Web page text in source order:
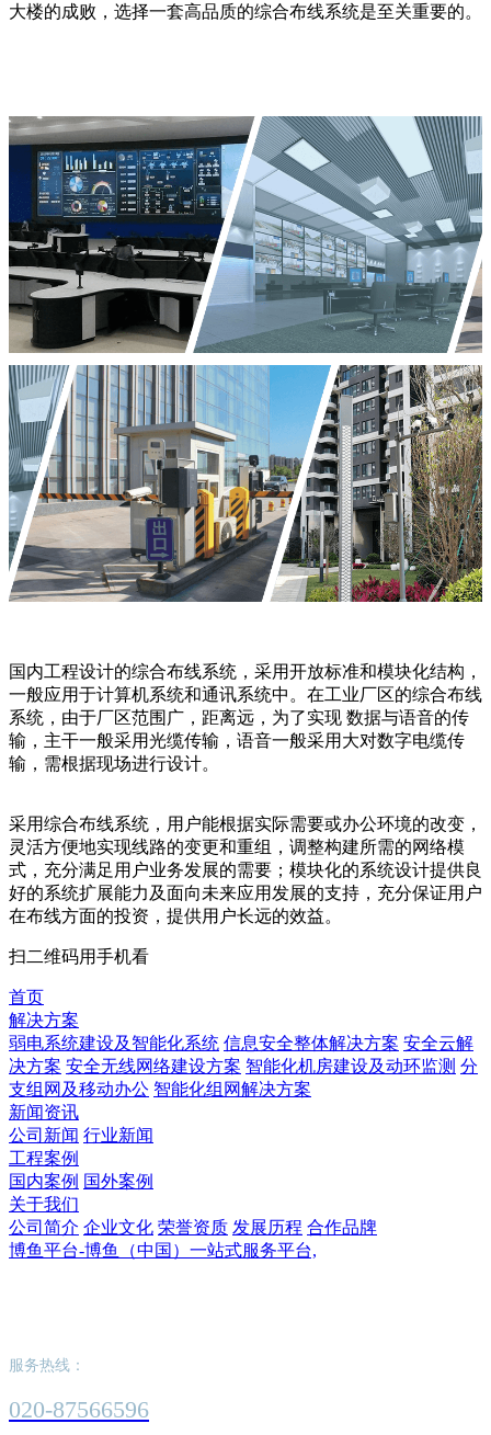
大楼的成败，选择一套高品质的综合布线系统是至关重要的。
国内工程设计的综合布线系统，采用开放标准和模块化结构，
一般应用于计算机系统和通讯系统中。在工业厂区的综合布线
系统，由于厂区范围广，距离远，为了实现 数据与语音的传
输，主干一般采用光缆传输，语音一般采用大对数字电缆传
输，需根据现场进行设计。
采用综合布线系统，用户能根据实际需要或办公环境的改变，
灵活方便地实现线路的变更和重组，调整构建所需的网络模
式，充分满足用户业务发展的需要；模块化的系统设计提供良
好的系统扩展能力及面向未来应用发展的支持，充分保证用户
在布线方面的投资，提供用户长远的效益。
扫二维码用手机看
首页
解决方案
弱电系统建设及智能化系统 信息安全整体解决方案 安全云解
决方案 安全无线网络建设方案 智能化机房建设及动环监测 分
支组网及移动办公 智能化组网解决方案
新闻资讯
公司新闻 行业新闻
工程案例
国内案例 国外案例
关于我们
公司简介 企业文化 荣誉资质 发展历程 合作品牌
博鱼平台-博鱼（中国）一站式服务平台,
服务热线：
020-87566596